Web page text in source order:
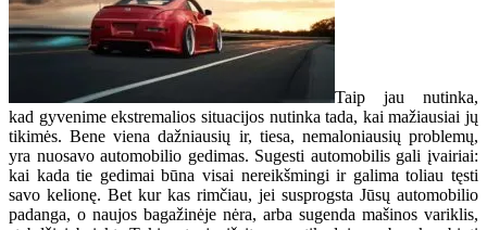
Taip jau nutinka,
kad gyvenime ekstremalios situacijos nutinka tada, kai mažiausiai jų
tikimės. Bene viena dažniausių ir, tiesa, nemaloniausių problemų,
yra nuosavo automobilio gedimas. Sugesti automobilis gali įvairiai:
kai kada tie gedimai būna visai nereikšmingi ir galima toliau tęsti
savo kelionę. Bet kur kas rimčiau, jei susprogsta Jūsų automobilio
padanga, o naujos bagažinėje nėra, arba sugenda mašinos variklis,